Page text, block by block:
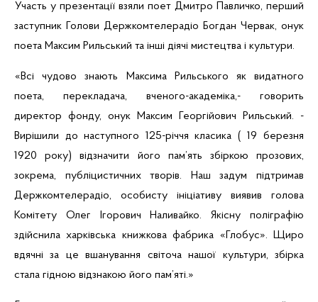
Участь у презентації взяли поет Дмитро Павличко, перший
заступник Голови Держкомтелерадіо Богдан Червак, онук
поета Максим Рильський та інші діячі мистецтва і культури.
«Всі чудово знають Максима
Рильського як видатного
поета, перекладача, вченого-академіка,- говорить
директор фонду, онук Максим Георгійович Рильський. -
Вирішили до наступного
125-річчя класика ( 19 березня
1920 року) відзначити
його пам’ять збіркою
прозових,
зокрема, публіцистичних творів. Наш задум
підтримав
Держкомтелерадіо,
особисту ініціативу виявив голова
Комітету Олег Ігорович Наливайко. Якісну поліграфію
здійснила харківська книжкова фабрика «Глобус». Щиро
вдячні за це вшанування світоча нашої культури, збірка
стала гідною відзнакою його пам’яті.»